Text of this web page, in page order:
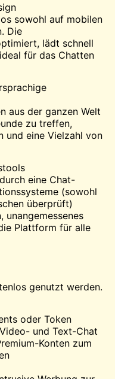
sowohl auf mobilen
Die
lädt schnell
für das Chatten
aus der ganzen Welt
zu treffen,
und eine Vielzahl von
eine Chat-
(sowohl
überprüft)
unangemessenes
Plattform für alle
genutzt werden.
oder Token
und Text-Chat
Konten zum